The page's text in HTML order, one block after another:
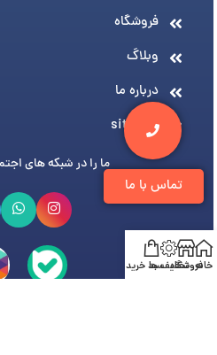
تماس با ما
فروشگاه
وبلاگ
درباره ما
sitemap
ما را در شبکه های
خانهفروشگاه
تخفیف هاسبد خرید